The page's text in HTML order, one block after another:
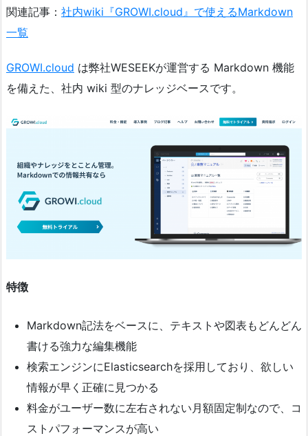
関連記事： 社内wiki『GROWI.cloud』で使えるMarkdown
一覧
GROWI.cloud は弊社WESEEKが運営する Markdown 機能
を備えた、社内 wiki 型のナレッジベースです。
特徴
Markdown記法をベースに、テキストや図表もどんどん
書ける強力な編集機能
検索エンジンにElasticsearchを採用しており、欲しい
情報が早く正確に見つかる
料金がユーザー数に左右されない月額固定制なので、コ
ストパフォーマンスが高い